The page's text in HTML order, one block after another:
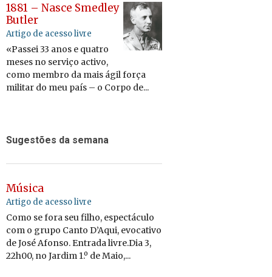
1881 – Nasce Smedley
Butler
Artigo de acesso livre
«Passei 33 anos e quatro
meses no serviço activo,
como membro da mais ágil força
militar do meu país – o Corpo de...
Sugestões da semana
Música
Artigo de acesso livre
Como se fora seu filho, espectáculo
com o grupo Canto D’Aqui, evocativo
de José Afonso. Entrada livre.Dia 3,
22h00, no Jardim 1.º de Maio,...